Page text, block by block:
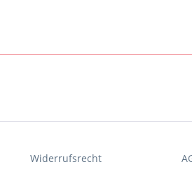
Widerrufsrecht